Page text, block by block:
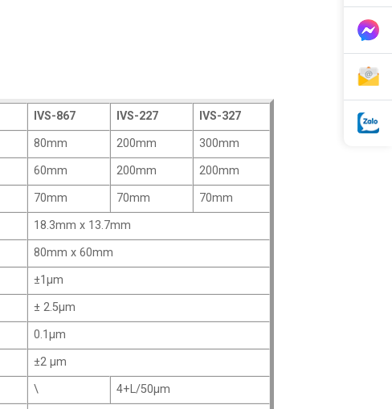
IVS-867 IVS-227 IVS-327
80mm 200mm
300mm
60mm 200mm
200mm
70mm 70mm 70mm
18.3mm x 13.7mm
80mm x 60mm
±1μm
± 2.5μm
0.1μm
±2 μm
\ 4+L/50μm